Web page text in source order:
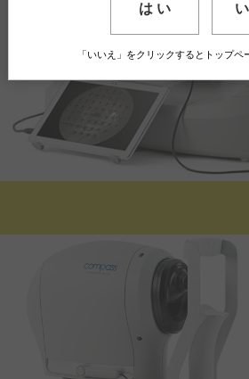
は い
「いいえ」をクリックするとトップペ